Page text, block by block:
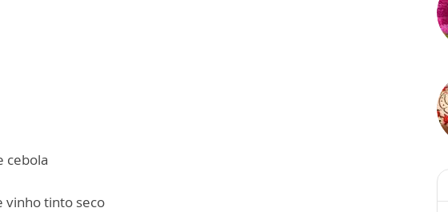
cebola
vinho tinto seco